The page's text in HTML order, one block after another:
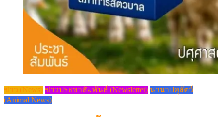
ข่าว (News) ข่าวประชาสัมพันธ์ (Newsletter) นานาปศุสัตว์
(Animal News)